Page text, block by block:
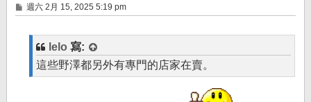
文
章
週六 2月 15, 2025 5:19 pm
lelo 寫:
這些野澤都另外有專門的店家在賣。